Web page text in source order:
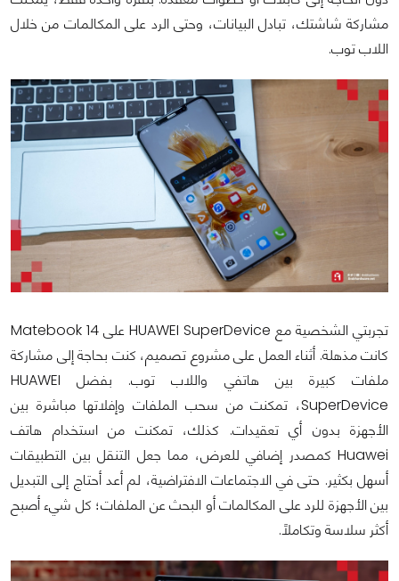
مشاركة شاشتك، تبادل البيانات، وحتى الرد على المكالمات من خلال
اللاب توب.
تجربتي الشخصية مع HUAWEI SuperDevice على Matebook 14
كانت مذهلة. أثناء العمل على مشروع تصميم، كنت بحاجة إلى مشاركة
ملفات كبيرة بين هاتفي واللاب توب. بفضل HUAWEI
SuperDevice، تمكنت من سحب الملفات وإفلاتها مباشرة بين
الأجهزة بدون أي تعقيدات. كذلك، تمكنت من استخدام هاتف
Huawei كمصدر إضافي للعرض، مما جعل التنقل بين التطبيقات
أسهل بكثير. حتى في الاجتماعات الافتراضية، لم أعد أحتاج إلى التبديل
بين الأجهزة للرد على المكالمات أو البحث عن الملفات؛ كل شيء أصبح
أكثر سلاسة وتكاملاً.